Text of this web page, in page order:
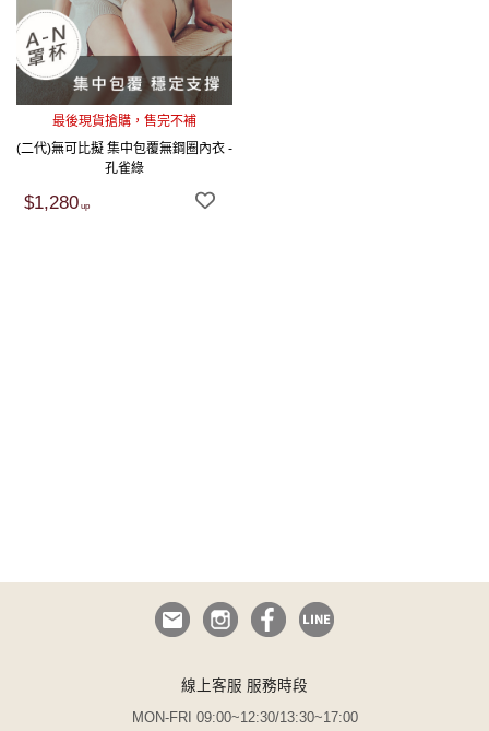
最後現貨搶購，售完不補
(二代)無可比擬 集中包覆無鋼圈內衣 -
孔雀綠
$1,280
線上客服 服務時段
MON-FRI 09:00~12:30/13:30~17:00